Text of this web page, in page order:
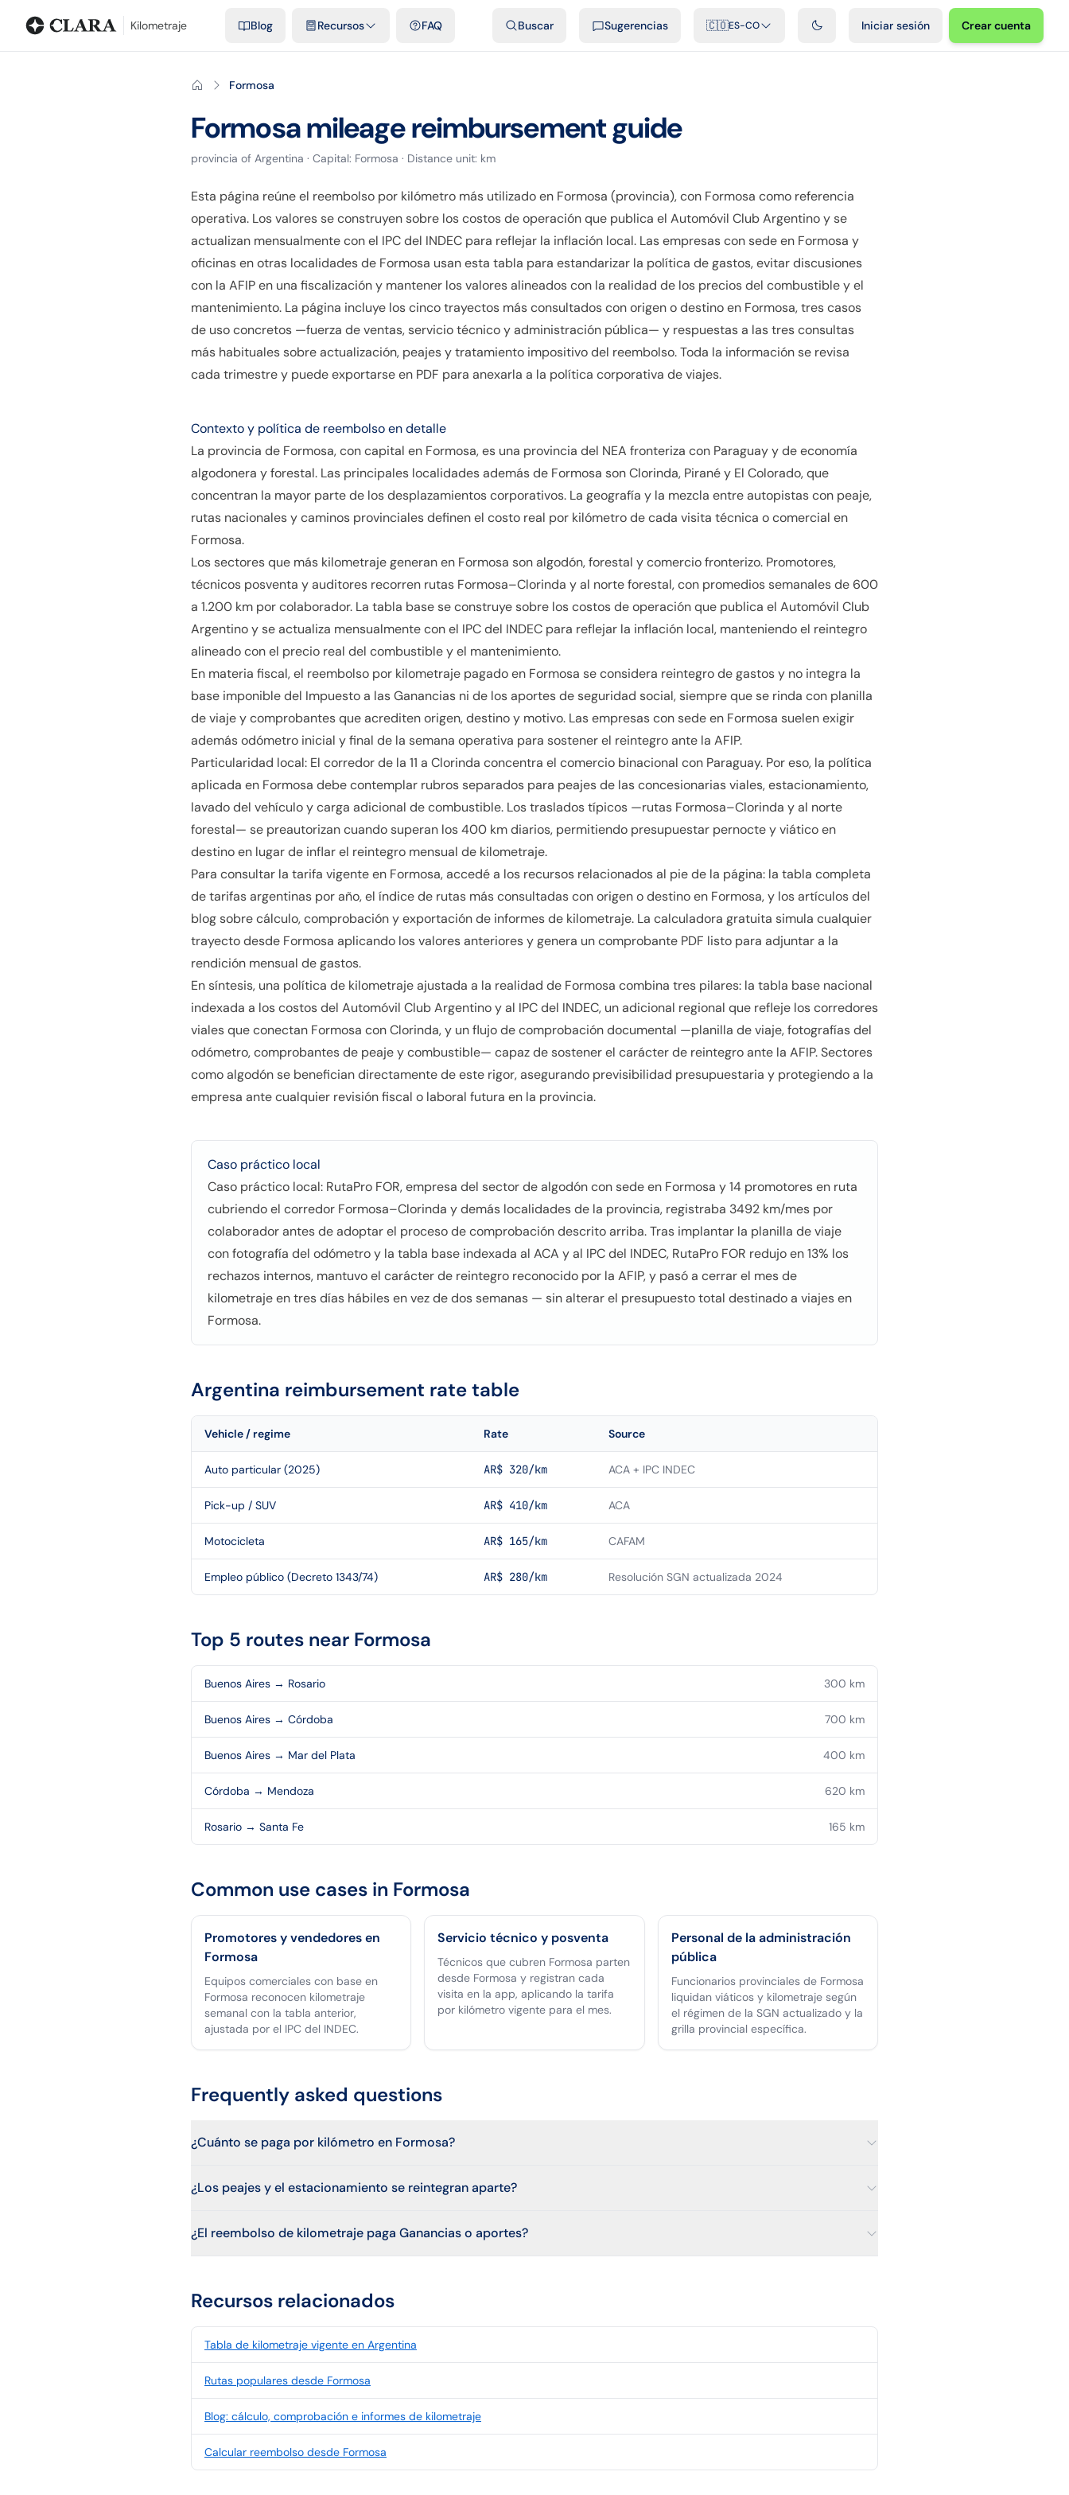
IntegracionesFAQ
Kilometraje Blog Recursos FAQ Buscar Sugerencias 🇨🇴ES-CO Iniciar sesión Crear cuenta
Formosa
Formosamileage reimbursement guide
provincia of Argentina · Capital: Formosa · Distance unit: km
Esta página reúne el reembolso por kilómetro más utilizado en Formosa (provincia), con Formosa como referencia
operativa. Los valores se construyen sobre los costos de operación que publica el Automóvil Club Argentino y se
actualizan mensualmente con el IPC del INDEC para reflejar la inflación local. Las empresas con sede en Formosa y
oficinas en otras localidades de Formosa usan esta tabla para estandarizar la política de gastos, evitar discusiones
con la AFIP en una fiscalización y mantener los valores alineados con la realidad de los precios del combustible y el
mantenimiento. La página incluye los cinco trayectos más consultados con origen o destino en Formosa, tres casos
de uso concretos —fuerza de ventas, servicio técnico y administración pública— y respuestas a las tres consultas
más habituales sobre actualización, peajes y tratamiento impositivo del reembolso. Toda la información se revisa
cada trimestre y puede exportarse en PDF para anexarla a la política corporativa de viajes.
Contexto y política de reembolso en detalle
La provincia de Formosa, con capital en Formosa, es una provincia del NEA fronteriza con Paraguay y de economía
algodonera y forestal. Las principales localidades además de Formosa son Clorinda, Pirané y El Colorado, que
concentran la mayor parte de los desplazamientos corporativos. La geografía y la mezcla entre autopistas con peaje,
rutas nacionales y caminos provinciales definen el costo real por kilómetro de cada visita técnica o comercial en
Formosa.
Los sectores que más kilometraje generan en Formosa son algodón, forestal y comercio fronterizo. Promotores,
técnicos posventa y auditores recorren rutas Formosa–Clorinda y al norte forestal, con promedios semanales de 600
a 1.200 km por colaborador. La tabla base se construye sobre los costos de operación que publica el Automóvil Club
Argentino y se actualiza mensualmente con el IPC del INDEC para reflejar la inflación local, manteniendo el reintegro
alineado con el precio real del combustible y el mantenimiento.
En materia fiscal, el reembolso por kilometraje pagado en Formosa se considera reintegro de gastos y no integra la
base imponible del Impuesto a las Ganancias ni de los aportes de seguridad social, siempre que se rinda con planilla
de viaje y comprobantes que acrediten origen, destino y motivo. Las empresas con sede en Formosa suelen exigir
además odómetro inicial y final de la semana operativa para sostener el reintegro ante la AFIP.
Particularidad local: El corredor de la 11 a Clorinda concentra el comercio binacional con Paraguay. Por eso, la política
aplicada en Formosa debe contemplar rubros separados para peajes de las concesionarias viales, estacionamiento,
lavado del vehículo y carga adicional de combustible. Los traslados típicos —rutas Formosa–Clorinda y al norte
forestal— se preautorizan cuando superan los 400 km diarios, permitiendo presupuestar pernocte y viático en
destino en lugar de inflar el reintegro mensual de kilometraje.
Para consultar la tarifa vigente en Formosa, accedé a los recursos relacionados al pie de la página: la tabla completa
de tarifas argentinas por año, el índice de rutas más consultadas con origen o destino en Formosa, y los artículos del
blog sobre cálculo, comprobación y exportación de informes de kilometraje. La calculadora gratuita simula cualquier
trayecto desde Formosa aplicando los valores anteriores y genera un comprobante PDF listo para adjuntar a la
rendición mensual de gastos.
En síntesis, una política de kilometraje ajustada a la realidad de Formosa combina tres pilares: la tabla base nacional
indexada a los costos del Automóvil Club Argentino y al IPC del INDEC, un adicional regional que refleje los corredores
viales que conectan Formosa con Clorinda, y un flujo de comprobación documental —planilla de viaje, fotografías del
odómetro, comprobantes de peaje y combustible— capaz de sostener el carácter de reintegro ante la AFIP. Sectores
como algodón se benefician directamente de este rigor, asegurando previsibilidad presupuestaria y protegiendo a la
empresa ante cualquier revisión fiscal o laboral futura en la provincia.
Caso práctico local
Caso práctico local: RutaPro FOR, empresa del sector de algodón con sede en Formosa y 14 promotores en ruta
cubriendo el corredor Formosa–Clorinda y demás localidades de la provincia, registraba 3492 km/mes por
colaborador antes de adoptar el proceso de comprobación descrito arriba. Tras implantar la planilla de viaje
con fotografía del odómetro y la tabla base indexada al ACA y al IPC del INDEC, RutaPro FOR redujo en 13% los
rechazos internos, mantuvo el carácter de reintegro reconocido por la AFIP, y pasó a cerrar el mes de
kilometraje en tres días hábiles en vez de dos semanas — sin alterar el presupuesto total destinado a viajes en
Formosa.
Argentina reimbursement rate table
Vehicle / regime Rate Source
Auto particular (2025) AR$ 320/km ACA + IPC INDEC
Pick-up / SUV AR$ 410/km ACA
Motocicleta AR$ 165/km CAFAM
Empleo público (Decreto 1343/74) AR$ 280/km Resolución SGN actualizada 2024
Top 5 routes near Formosa
Buenos Aires → Rosario 300 km
Buenos Aires → Córdoba 700 km
Buenos Aires → Mar del Plata 400 km
Córdoba → Mendoza 620 km
Rosario → Santa Fe 165 km
Common use cases in Formosa
Promotores y vendedores en
Formosa
Equipos comerciales con base en
Formosa reconocen kilometraje
semanal con la tabla anterior,
ajustada por el IPC del INDEC.
Servicio técnico y posventa
Técnicos que cubren Formosa parten
desde Formosa y registran cada
visita en la app, aplicando la tarifa
por kilómetro vigente para el mes.
Personal de la administración
pública
Funcionarios provinciales de Formosa
liquidan viáticos y kilometraje según
el régimen de la SGN actualizado y la
grilla provincial específica.
Frequently asked questions
¿Cuánto se paga por kilómetro en Formosa?
¿Los peajes y el estacionamiento se reintegran aparte?
¿El reembolso de kilometraje paga Ganancias o aportes?
Recursos relacionados
Tabla de kilometraje vigente en Argentina
Rutas populares desde Formosa
Blog: cálculo, comprobación e informes de kilometraje
Calcular reembolso desde Formosa